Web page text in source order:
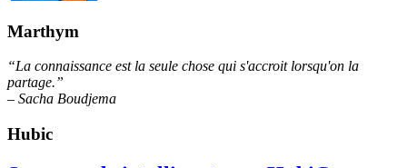
Marthym
“La connaissance est la seule chose qui s'accroit lorsqu'on la
partage.”
– Sacha Boudjema
Hubic